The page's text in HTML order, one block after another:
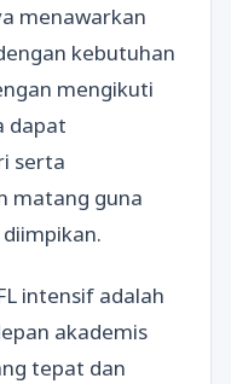
menawarkan
kebutuhan
mengikuti
dapat
serta
matang guna
intensif adalah
akademis
tepat dan